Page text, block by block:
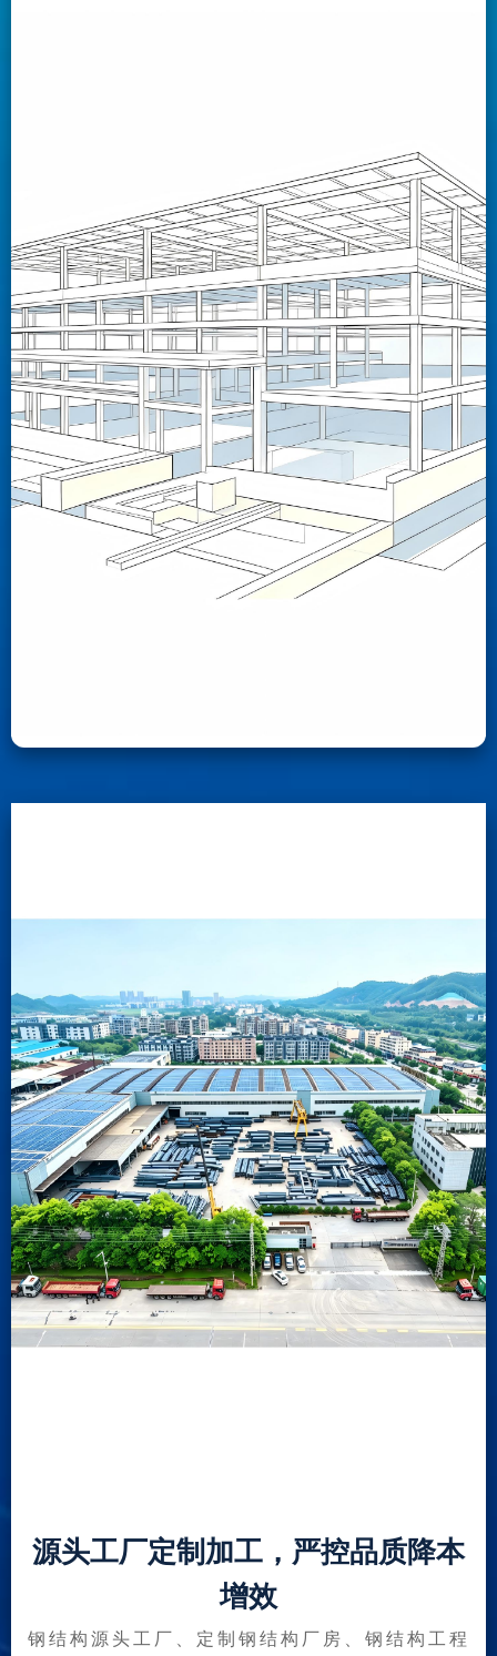
源头工厂定制加工，严控品质降本
增效
钢结构源头工厂、定制钢结构厂房、钢结构工程